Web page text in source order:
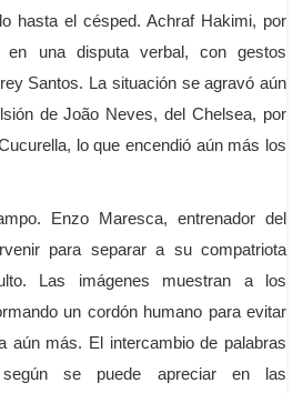
hasta el césped. Achraf Hakimi, por
una disputa verbal, con gestos
Santos. La situación se agravó aún
de João Neves, del Chelsea, por
lo que encendió aún más los
Enzo Maresca, entrenador del
para separar a su compatriota
Las imágenes muestran a los
un cordón humano para evitar
aún más. El intercambio de palabras
se puede apreciar en las